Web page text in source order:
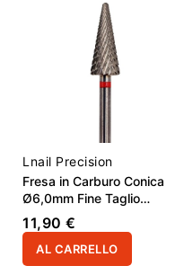
14,6 mm. Progettata per
rimuovere gel, acrilico e
materiali duri in modo
rapido e controllato.
Lnail Precision
Fresa in Carburo Conica
Ø6,0mm Fine Taglio
Incrociato Super Cut LL
14,6mm
11,90 €
AL CARRELLO